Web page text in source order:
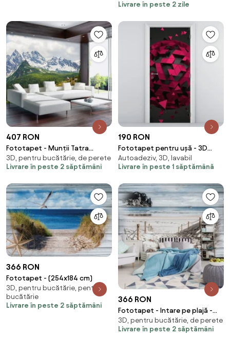
Livrare în peste 2 zile
407 RON
Fototapet - Munții Tatra
pitorești (254x184 cm)
3D, pentru bucătărie, de perete
Livrare în peste 2 săptămâni
190 RON
Fototapet pentru ușă - 3D
abstract (95x205cm)
Autoadeziv, 3D, lavabil
Livrare în peste 1 săptămână
366 RON
Fototapet - (254x184 cm)
3D, pentru bucătărie, pentru
bucătărie
Livrare în peste 2 săptămâni
366 RON
Fototapet - Intare pe plajă -
imitație de lemn (254x184 cm)
3D, pentru bucătărie, de perete
Livrare în peste 2 săptămâni